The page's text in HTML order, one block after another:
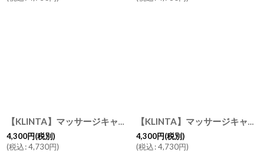
【KLINTA】マッサージキャンドル 200ml プロセッコ＆バニラ クリスマス限定 ギフトカード付き
4,300円(税別)
(税込:4,730円)
【KLINTA】マッサージキャンドル 200ml コットンフレッシュ クリスマス限定 ギフトカード付き
4,300円(税別)
(税込:4,730円)